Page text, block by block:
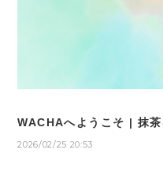
WACHAへようこそ | 抹
2026/02/25 20:53